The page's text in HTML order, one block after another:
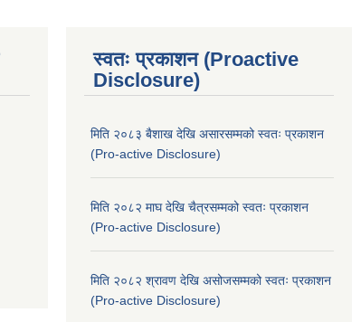
स्वतः प्रकाशन (Proactive
Disclosure)
मिति २०८३ बैशाख देखि असारसम्मको स्वतः प्रकाशन
(Pro-active Disclosure)
मिति २०८२ माघ देखि चैत्रसम्मको स्वतः प्रकाशन
(Pro-active Disclosure)
मिति २०८२ श्रावण देखि असोजसम्मको स्वतः प्रकाशन
(Pro-active Disclosure)